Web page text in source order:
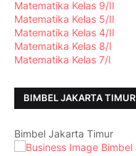
Matematika Kelas 9/II
Matematika Kelas 5/II
Matematika Kelas 4/II
Matematika Kelas 8/I
Matematika Kelas 7/I
BIMBEL JAKARTA TIMUR
Bimbel Jakarta Timur